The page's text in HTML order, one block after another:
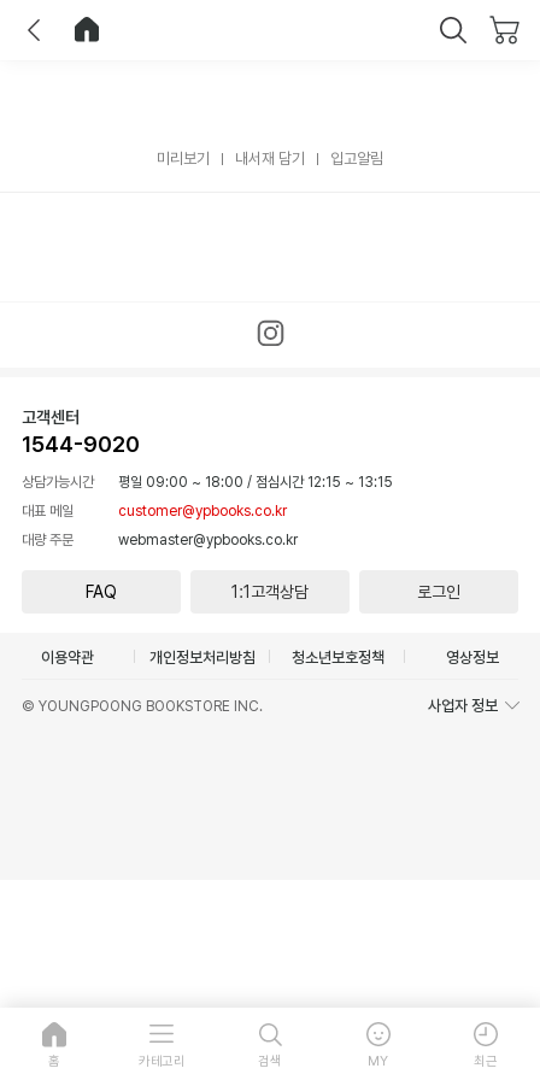
미리보기 내서재 담기 입고알림
고객센터
1544-9020
상담가능시간 평일 09:00 ~ 18:00 / 점심시간 12:15 ~ 13:15
대표 메일
customer@ypbooks.co.kr
대량 주문
webmaster@ypbooks.co.kr
FAQ 1:1고객상담 로그인
이용약관 개인정보처리방침 청소년보호정책 영상정보
© YOUNGPOONG BOOKSTORE INC. 사업자 정보
홈 카테고리 검색 MY 최근